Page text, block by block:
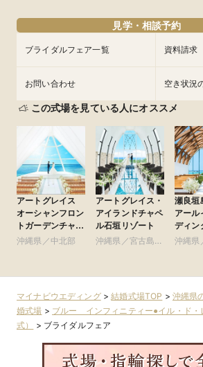
フェアを予約
フェアを予約
フェアを予約
見学・相談予約
ブライダルフェア一覧 資料請求
お問い合わせ 空き状況
この式場を見ている人にオススメ
アートグレイス
オーシャンフロン
トガーデンチャペ
ル 沖縄 ●ベスト
沖縄県／中北部
アートグレイス・
アイランドチャペ
ル石垣リゾート
沖縄県／宮古島・
瀬良垣
アール
ディン
沖縄県
マイナビウエディング>結婚式場TOP > 沖縄県
婚式場 > ブルー インフィニティー●イル・ド・
式）
> ブライダルフェア